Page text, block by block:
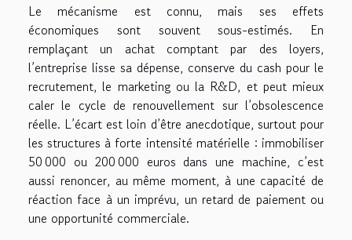
Le mécanisme est connu, mais ses effets
économiques sont souvent sous-estimés. En
remplaçant un achat comptant par des loyers,
l’entreprise lisse sa dépense, conserve du cash pour le
recrutement, le marketing ou la R&D, et peut mieux
caler le cycle de renouvellement sur l’obsolescence
réelle. L’écart est loin d’être anecdotique, surtout pour
les structures à forte intensité matérielle : immobiliser
50 000 ou 200 000 euros dans une machine, c’est
aussi renoncer, au même moment, à une capacité de
réaction face à un imprévu, un retard de paiement ou
une opportunité commerciale.